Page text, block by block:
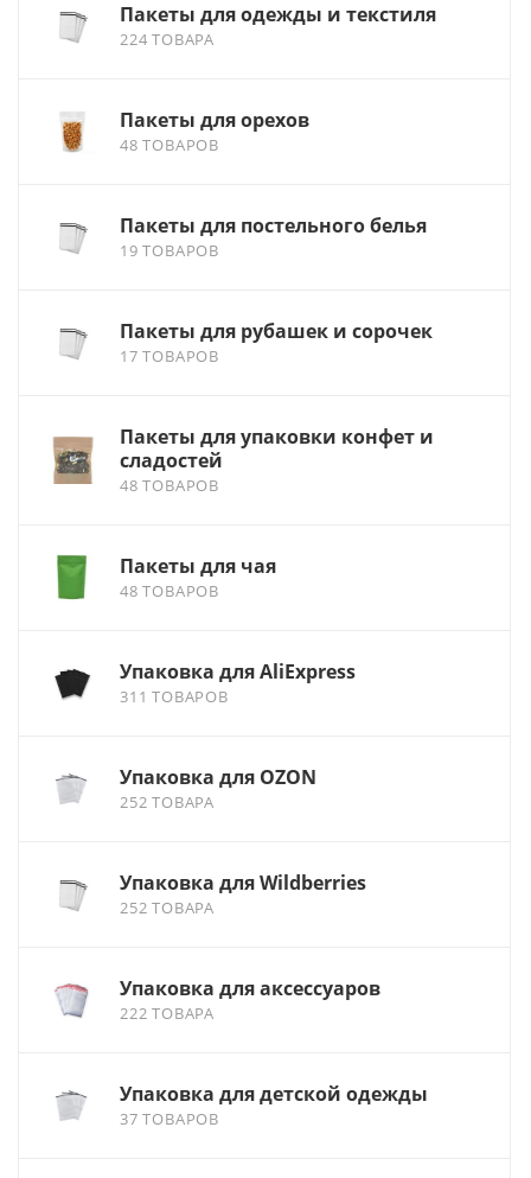
Пакеты для одежды и текстиля
224 ТОВАРА
Пакеты для орехов
48 ТОВАРОВ
Пакеты для постельного белья
19 ТОВАРОВ
Пакеты для рубашек и сорочек
17 ТОВАРОВ
Пакеты для упаковки конфет и
сладостей
48 ТОВАРОВ
Пакеты для чая
48 ТОВАРОВ
Упаковка для AliExpress
311 ТОВАРОВ
Упаковка для OZON
252 ТОВАРА
Упаковка для Wildberries
252 ТОВАРА
Упаковка для аксессуаров
222 ТОВАРА
Упаковка для детской одежды
37 ТОВАРОВ